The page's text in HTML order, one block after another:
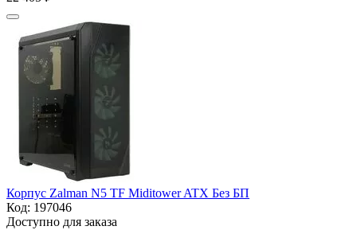
Корпус Zalman N5 TF Miditower ATX Без БП
Код: 197046
Доступно для заказа